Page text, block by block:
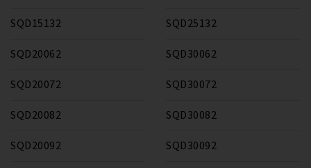
SQD15132
SQD20062
SQD20072
SQD20082
SQD20092
SQD25132
SQD30062
SQD30072
SQD30082
SQD30092